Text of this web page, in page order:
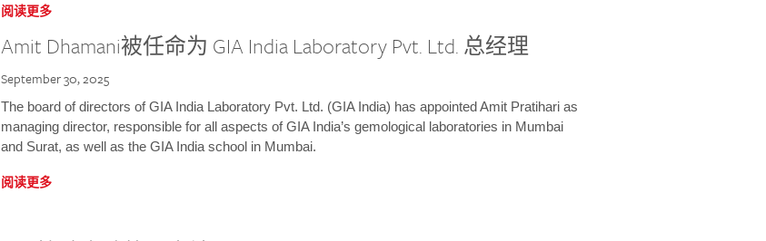
阅读更多
Amit Dhamani被任命为 GIA India Laboratory Pvt. Ltd. 总经理
September 30, 2025
The board of directors of GIA India Laboratory Pvt. Ltd. (GIA India) has appointed Amit Pratihari as
managing director, responsible for all aspects of GIA India’s gemological laboratories in Mumbai
and Surat, as well as the GIA India school in Mumbai.
阅读更多